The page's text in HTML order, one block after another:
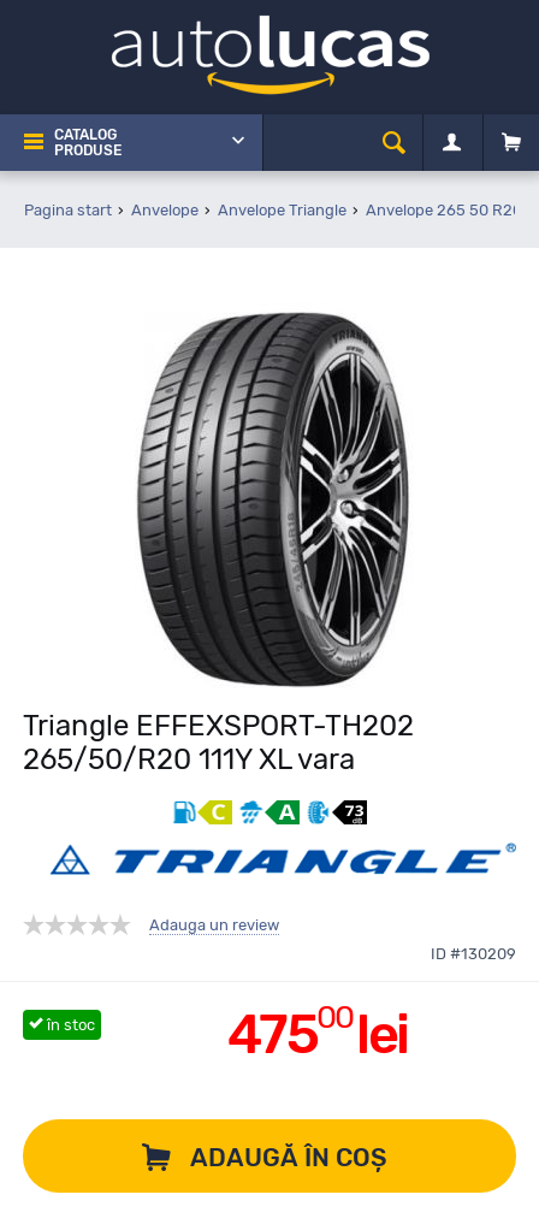
CATALOG
PRODUSE
Pagina start Anvelope Anvelope Triangle Anvelope 265 50 R20
Triangle EFFEXSPORT-TH202
265/50/R20 111Y XL vara
Adauga un review
ID #130209
47500lei
în stoc
ADAUGĂ ÎN COȘ